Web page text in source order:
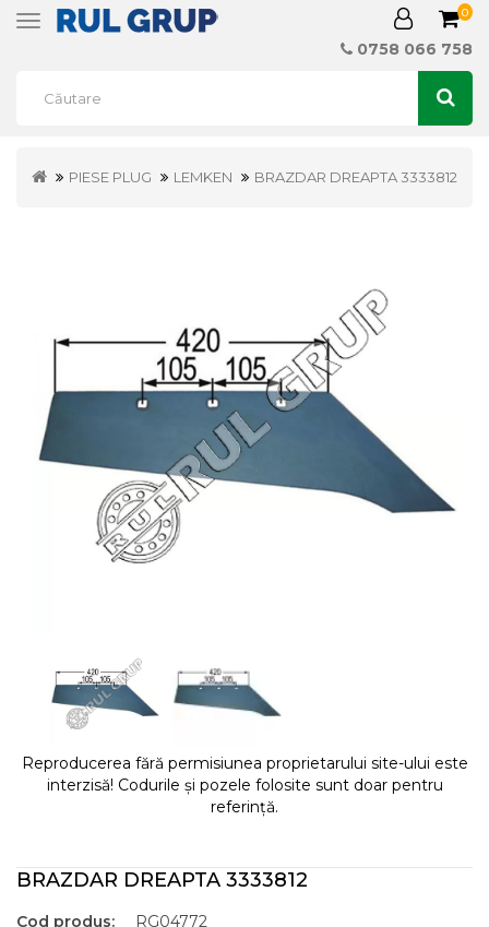
Toggle
0
0758 066 758
PIESE PLUG LEMKEN BRAZDAR DREAPTA 3333812
Reproducerea fără permisiunea proprietarului site-ului este
interzisă! Codurile și pozele folosite sunt doar pentru
referință.
BRAZDAR DREAPTA 3333812
Cod produs:
RG04772